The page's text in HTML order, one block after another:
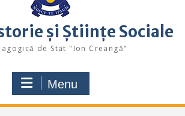
și Științe Sociale
de Stat "Ion Creangă"
Menu